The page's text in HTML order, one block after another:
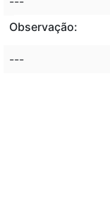
Observação:
---